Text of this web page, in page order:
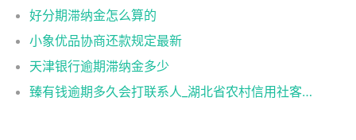
好分期滞纳金怎么算的
小象优品协商还款规定最新
天津银行逾期滞纳金多少
臻有钱逾期多久会打联系人_湖北省农村信用社客服电话,零钱通限额人工客服电话